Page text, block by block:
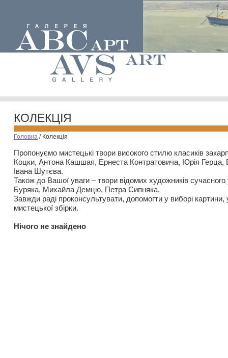
КОЛЕКЦІЯ
Головна / Колекція
Пропонуємо мистецькі твори високого стилю класиків
Коцки, Антона Кашшая, Ернеста Контратовича, Юрія
Івана Шутєва.
Також до Вашої уваги – твори відомих художників
Буряка, Михайла Демцю, Петра Сипняка.
Завжди раді проконсультувати, допомогти у виборі картини,
мистецької збірки.
Нiчого не знайдено